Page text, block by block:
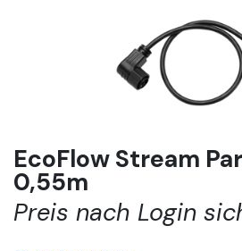
EcoFlow Stream
0,55m
Preis nach Login